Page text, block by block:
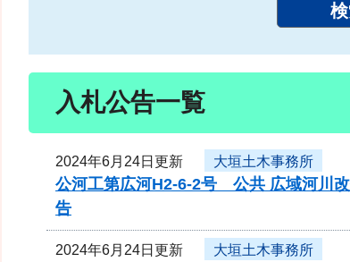
入札公告一覧
2024年6月24日更新 大垣土木事務所
公河工第広河H2-6-2号 公共 広域河川
告
2024年6月24日更新 大垣土木事務所